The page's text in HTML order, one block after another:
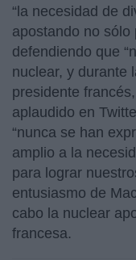
“la necesidad de
apostando no sólo
defendiendo que
nuclear, y durante
presidente francés,
aplaudido en
“nunca se han
amplio a la
para lograr
entusiasmo de
cabo la nuclear
francesa.